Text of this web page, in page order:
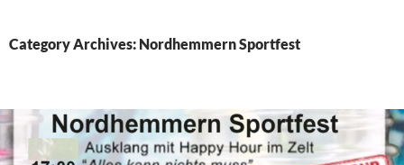
Category Archives: Nordhemmern Sportfest